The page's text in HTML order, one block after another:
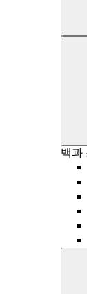
백과